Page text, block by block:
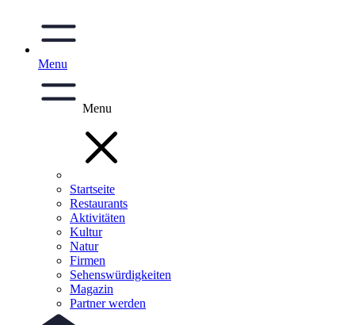
Menu
Menu
Startseite
Restaurants
Aktivitäten
Kultur
Natur
Firmen
Sehenswürdigkeiten
Magazin
Partner werden